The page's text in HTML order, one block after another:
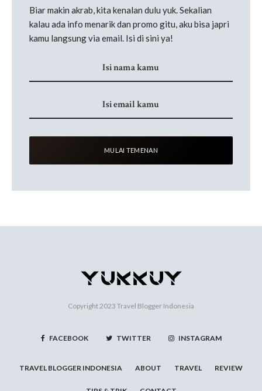
Biar makin akrab, kita kenalan dulu yuk. Sekalian
kalau ada info menarik dan promo gitu, aku bisa japri
kamu langsung via email. Isi di sini ya!
Copyright 2023 Travel Blogger Indonesia
FACEBOOK TWITTER INSTAGRAM
TRAVEL BLOGGER INDONESIA ABOUT TRAVEL REVIEW